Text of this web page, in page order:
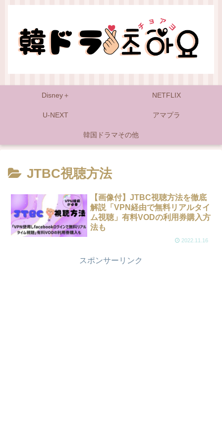
Disney＋ NETFLIX
U-NEXT アマプラ
韓国ドラマその他
JTBC視聴方法
【画像付】JTBC視聴方法を徹底
解説「VPN経由で無料リアルタイ
ム視聴」有料VODの利用券購入方
法も
2022.11.16
スポンサーリンク